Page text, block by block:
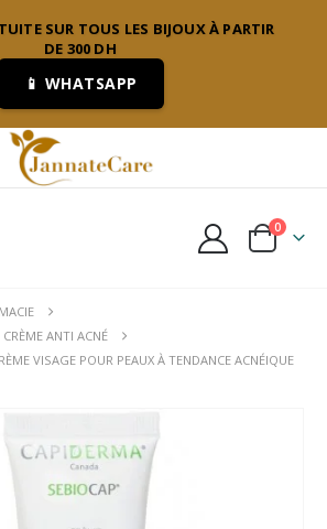
SUR TOUS LES BIJOUX À PARTIR
DE 300 DH
📱 WHATSAPP
0
CRÈME ANTI ACNÉ
VISAGE POUR PEAUX À TENDANCE ACNÉIQUE